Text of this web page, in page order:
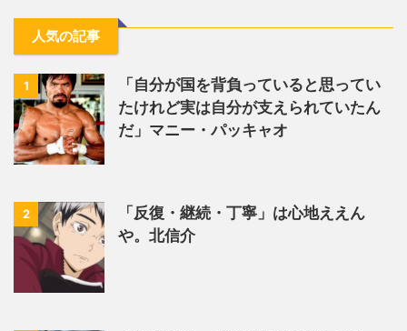
人気の記事
1
「自分が国を背負っていると思ってい
たけれど実は自分が支えられていたん
だ」マニー・パッキャオ
2
「反復・継続・丁寧」は心地ええん
や。北信介